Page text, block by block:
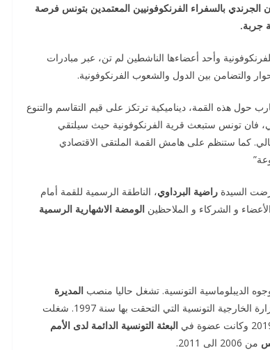
الجرندي بالسفراء الفرنكوفونيين المعتمدين بتونس فرصة
جربة.
وأحد أعضاءها الناشطين لم تن، عبر مبادرات
والتضامن بين الدول والشعوب الفرنكوفونية.
حول هذه القمة، ديناميكية ترتكز على قيم التقاسم والتنوع
فان تونس ستبعث قرية الفرنكوفونية حيث سيلتقي
كما ستنظم على هامش القمة الملتقى الاقتصادي
راضية البرداوي، الناطقة الرسمية للقمة أمام
و الشركاء و الملاحظين الومضة الاشهارية الرسمية
الديبلوماسية التونسية. تشغل حاليا منصب المديرة
التونسية التي التحقت بها سنة 1997. شغلت
البعثة التونسية الدائمة لدى الأمم
من 2006 الى 2011.